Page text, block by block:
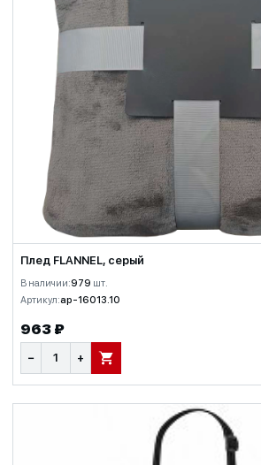
Плед FLANNEL, серый
В наличии:979 шт.
Артикул:ap-16013.10
963 ₽
− + В КОРЗИНУ